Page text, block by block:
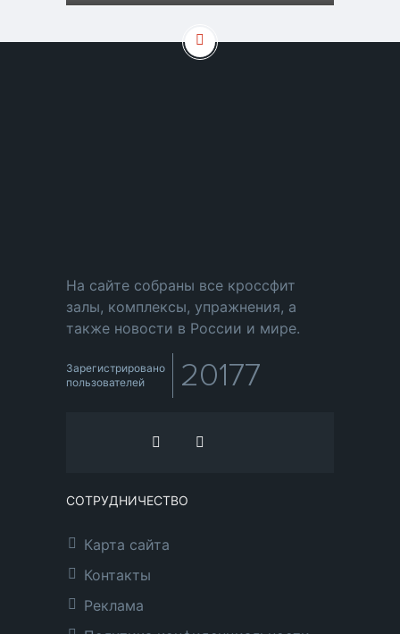
На сайте собраны все кроссфит
залы, комплексы, упражнения, а
также новости в России и мире.
Зарегистрировано
пользователей
20177
СОТРУДНИЧЕСТВО
Карта сайта
Контакты
Реклама